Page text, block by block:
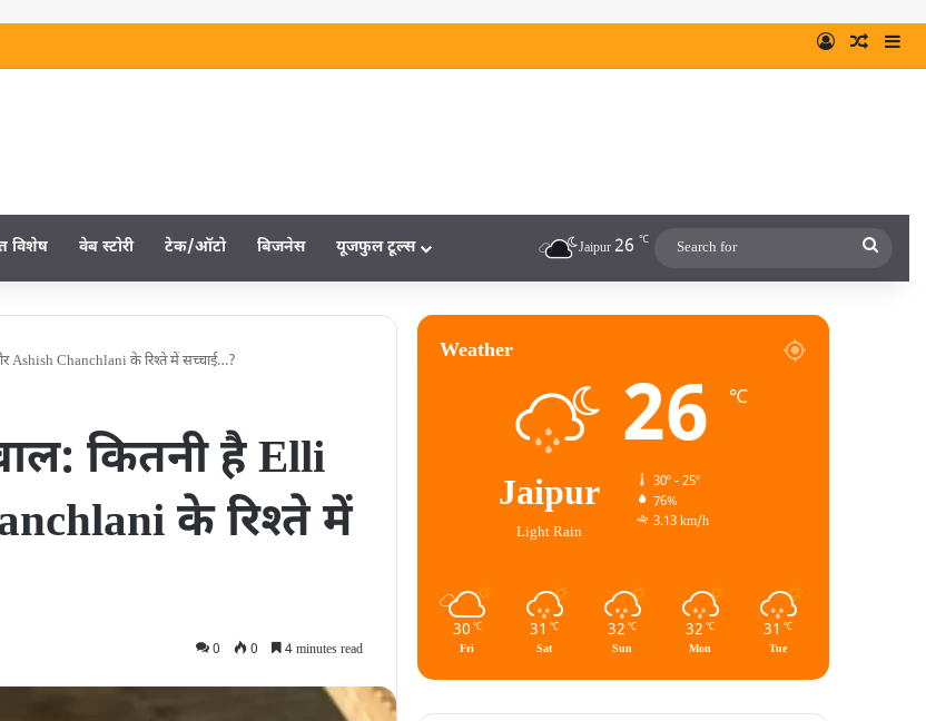
विशेष वेब स्‍टोरी टेक/ऑटो बिजनेस यूजफुल टूल्‍स Jaipur26 ℃
Ashish Chanchlani के रिश्‍ते में सच्‍चाई…?
कितनी है Elli
के रिश्‍ते में
0 0 4 minutes read
Weather
Jaipur
Light Rain
26 ℃
30º - 25º
76%
3.13 km/h
30 ℃
Fri
31 ℃
Sat
32 ℃
Sun
32 ℃
Mon
31 ℃
Tue